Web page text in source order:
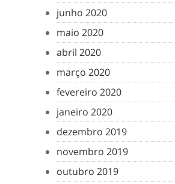
junho 2020
maio 2020
abril 2020
março 2020
fevereiro 2020
janeiro 2020
dezembro 2019
novembro 2019
outubro 2019